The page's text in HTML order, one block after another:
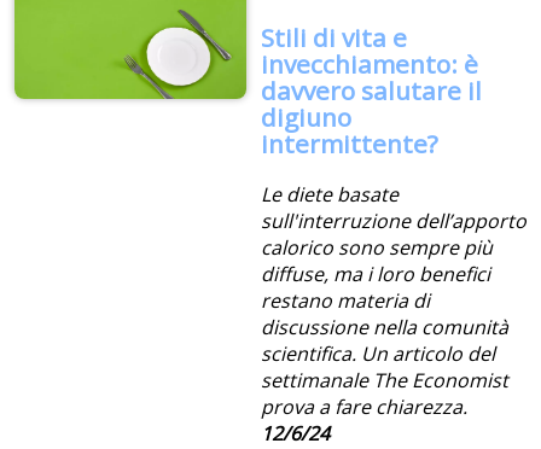
Stili di vita e
invecchiamento: è
davvero salutare il
digiuno
intermittente?
Le diete basate
sull'interruzione dell’apporto
calorico sono sempre più
diffuse, ma i loro benefici
restano materia di
discussione nella comunità
scientifica. Un articolo del
settimanale The Economist
prova a fare chiarezza.
12/6/24